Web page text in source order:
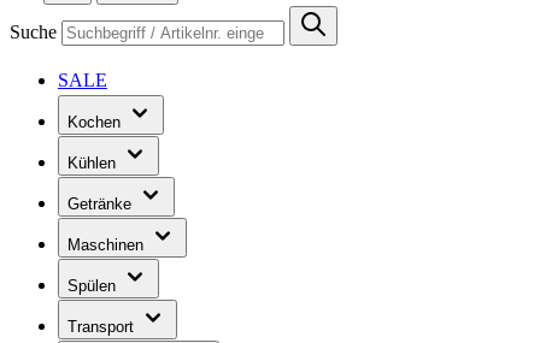
Suche
SALE
Kochen
Kühlen
Getränke
Maschinen
Spülen
Transport